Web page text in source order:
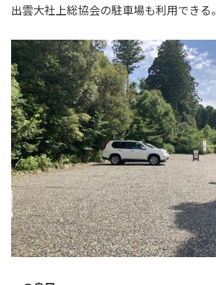
出雲大社上総協会の駐車場も利用できる。